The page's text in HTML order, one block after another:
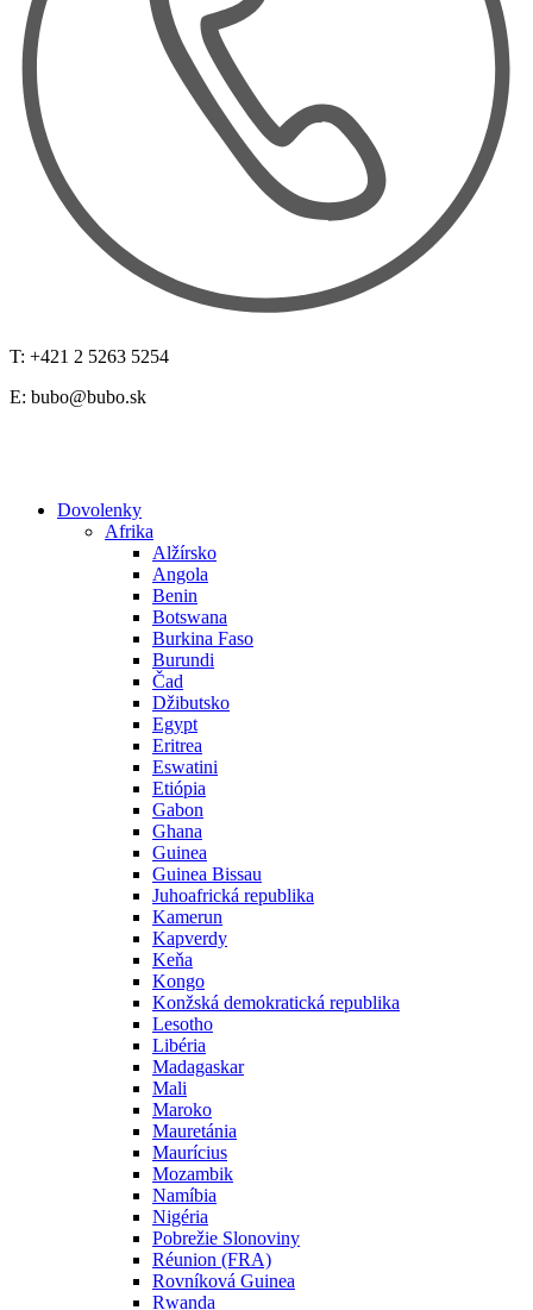
T: +421 2 5263 5254
E: bubo@bubo.sk
Dovolenky
Afrika
Alžírsko
Angola
Benin
Botswana
Burkina Faso
Burundi
Čad
Džibutsko
Egypt
Eritrea
Eswatini
Etiópia
Gabon
Ghana
Guinea
Guinea Bissau
Juhoafrická republika
Kamerun
Kapverdy
Keňa
Kongo
Konžská demokratická republika
Lesotho
Libéria
Madagaskar
Mali
Maroko
Mauretánia
Maurícius
Mozambik
Namíbia
Nigéria
Pobrežie Slonoviny
Réunion (FRA)
Rovníková Guinea
Rwanda